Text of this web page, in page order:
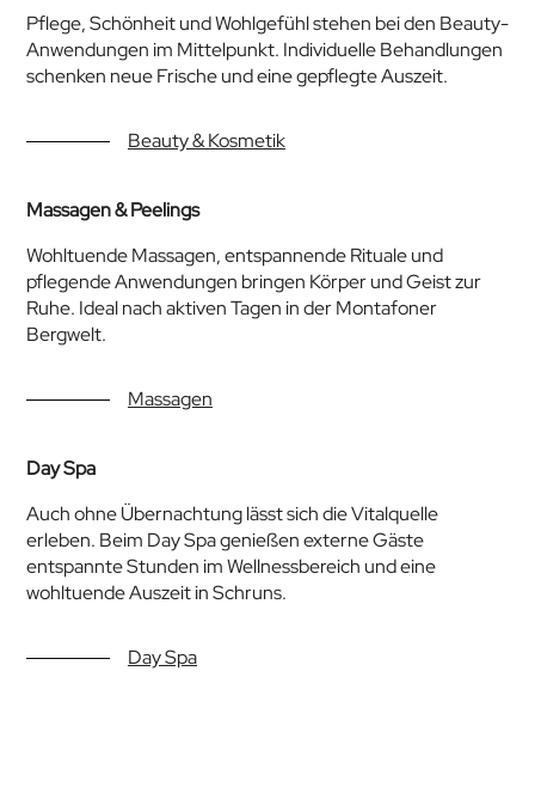
Pflege, Schönheit und Wohlgefühl stehen bei den Beauty-
Anwendungen im Mittelpunkt. Individuelle Behandlungen
schenken neue Frische und eine gepflegte Auszeit.
Beauty & Kosmetik
Massagen & Peelings
Wohltuende Massagen, entspannende Rituale und
pflegende Anwendungen bringen Körper und Geist zur
Ruhe. Ideal nach aktiven Tagen in der Montafoner
Bergwelt.
Massagen
Day Spa
Auch ohne Übernachtung lässt sich die Vitalquelle
erleben. Beim Day Spa genießen externe Gäste
entspannte Stunden im Wellnessbereich und eine
wohltuende Auszeit in Schruns.
Day Spa